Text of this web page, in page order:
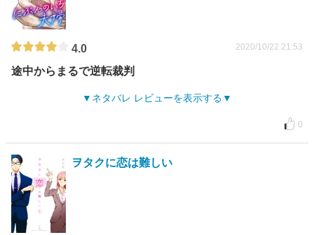
4.0 2020/10/22 21:53
途中からまるで逆転裁判
ネタバレ レビューを表示する
0
ヲタクに恋は難しい